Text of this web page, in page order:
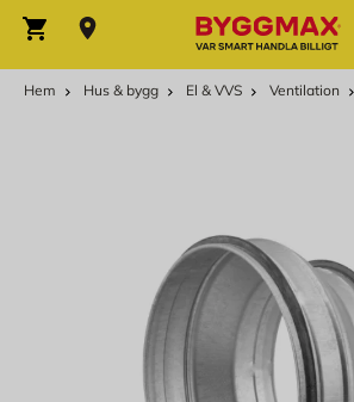
Varukorg
Hem Hus & bygg El & VVS Ventilation